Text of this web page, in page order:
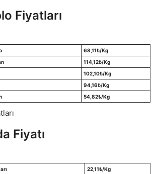
Fiyatları
68,11₺/Kg
114,12₺/Kg
102,10₺/Kg
94,16₺/Kg
54,82₺/Kg
Fiyatı
22,11₺/Kg